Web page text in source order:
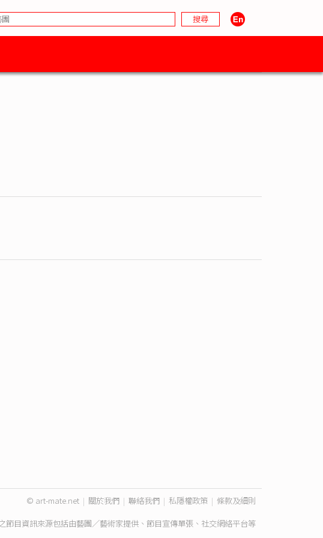
© art-mate.net | 關於我們 | 聯絡我們 | 私隱權政策 | 條款及細則
節目資訊來源包括由藝團／藝術家提供、節目宣傳單張、社交網絡平台等